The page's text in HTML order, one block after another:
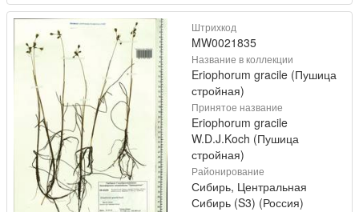
Штрихкод
MW0021835
Название в коллекции
Eriophorum gracile (Пушица
стройная)
Принятое название
Eriophorum gracile
W.D.J.Koch (Пушица
стройная)
Районирование
Сибирь, Центральная
Сибирь (S3) (Россия)